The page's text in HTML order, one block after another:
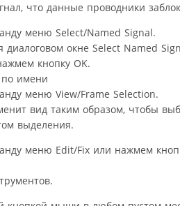
что данные проводники
меню Select/Named Signal.
диалоговом окне Select Named
кнопку OK.
меню View/Frame Selection.
вид таким образом, чтобы
выделения.
меню Edit/Fix или нажмем